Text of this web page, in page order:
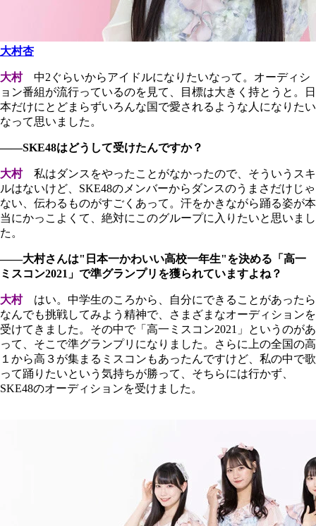
大村杏
大村中2ぐらいからアイドルになりたいなって。オーディシ
ョン番組が流行っているのを見て、目標は大きく持とうと。日
本だけにとどまらずいろんな国で愛されるような人になりたい
なって思いました。
――SKE48はどうして受けたんですか？
大村私はダンスをやったことがなかったので、そういうスキ
ルはないけど、SKE48のメンバーからダンスのうまさだけじゃ
ない、伝わるものがすごくあって。汗をかきながら踊る姿が本
当にかっこよくて、絶対にこのグループに入りたいと思いまし
た。
――大村さんは"日本一かわいい高校一年生"を決める「高一
ミスコン2021」で準グランプリを獲られていますよね？
大村はい。中学生のころから、自分にできることがあったら
なんでも挑戦してみよう精神で、さまざまなオーディションを
受けてきました。その中で「高一ミスコン2021」というのがあ
って、そこで準グランプリになりました。さらに上の全国の高
１から高３が集まるミスコンもあったんですけど、私の中で歌
って踊りたいという気持ちが勝って、そちらには行かず、
SKE48のオーディションを受けました。